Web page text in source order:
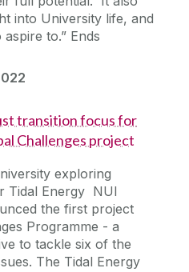
into University life, and
to.” Ends
transition focus for
Challenges project
exploring
Tidal Energy NUI
the first project
Programme - a
to tackle six of the
The Tidal Energy